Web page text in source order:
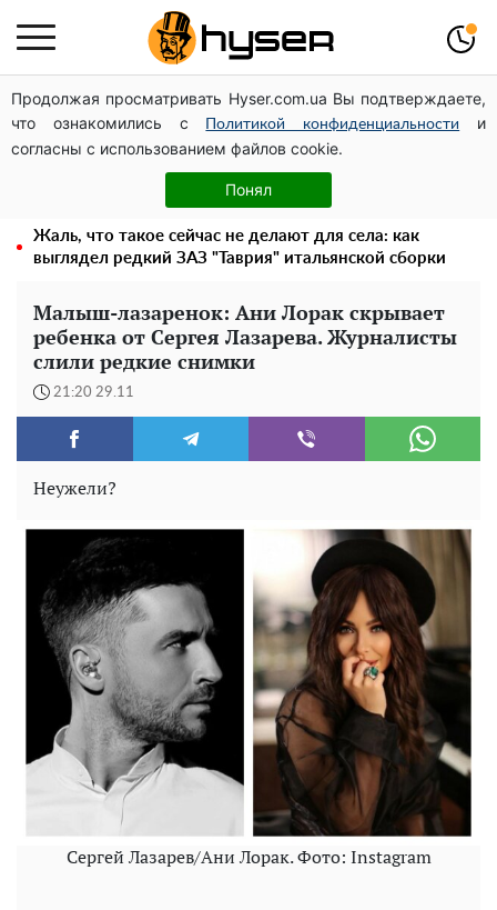
Продолжая просматривать Hyser.com.ua Вы подтверждаете,
что ознакомились с
Политикой конфиденциальности
и
согласны с использованием файлов cookie.
Понял
Дроны с наценкой: Александр Конотопский вывел
миллионы оборонного бюджета через фиктивную
фирму в Эстонии
Елена Тополя слив видео – это далеко не все:
фронтмен "Антитела" Тарас Тополя стал следующим
Жаль, что такое сейчас не делают для села: как
выглядел редкий ЗАЗ "Таврия" итальянской сборки
Малыш-лазаренок: Ани Лорак скрывает
ребенка от Сергея Лазарева. Журналисты
слили редкие снимки
21:20 29.11
Неужели?
Сергей Лазарев/Ани Лорак. Фото: Instagram